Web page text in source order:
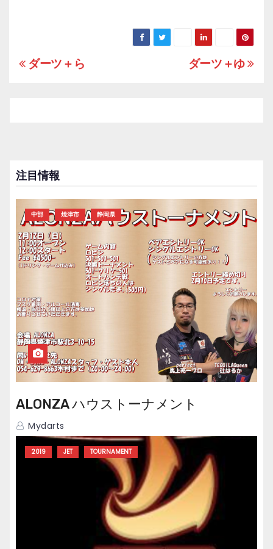
投
ゲ
シ
ョ
ン
ダーツ＋ゆ
ダーツ＋ら
注目情報
中部 焼津市 静岡県
ALONZA ハウストーナメント
Mydarts
2019 JET TOURNAMENT